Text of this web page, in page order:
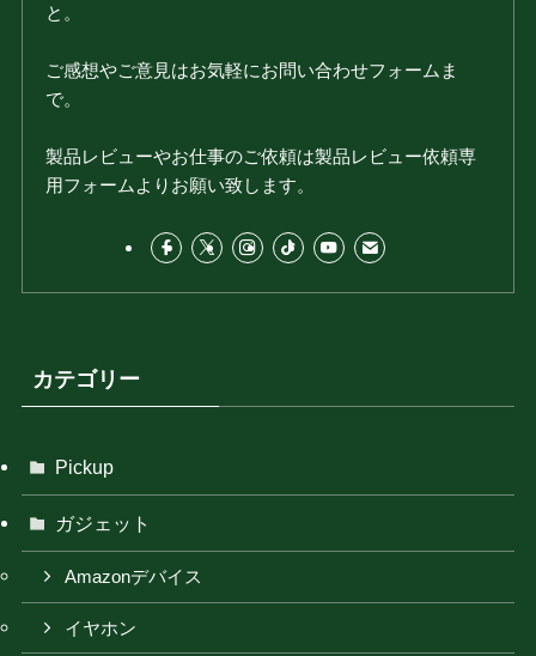
と。
ご感想やご意見はお気軽にお問い合わせフォームま
で。
製品レビューやお仕事のご依頼は製品レビュー依頼専
用フォームよりお願い致します。
カテゴリー
Pickup
ガジェット
Amazonデバイス
イヤホン